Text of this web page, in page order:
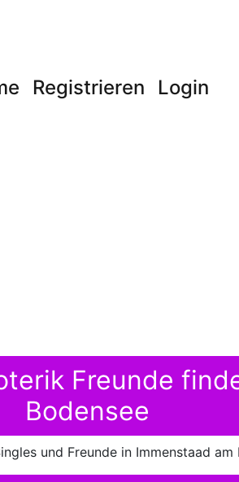
Registrieren Login
Freunde
Bodensee
und Freunde in Immenstaad am